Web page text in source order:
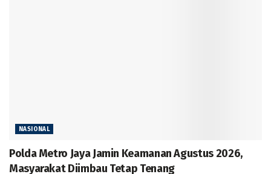
NASIONAL
Polda Metro Jaya Jamin Keamanan Agustus 2026,
Masyarakat Diimbau Tetap Tenang